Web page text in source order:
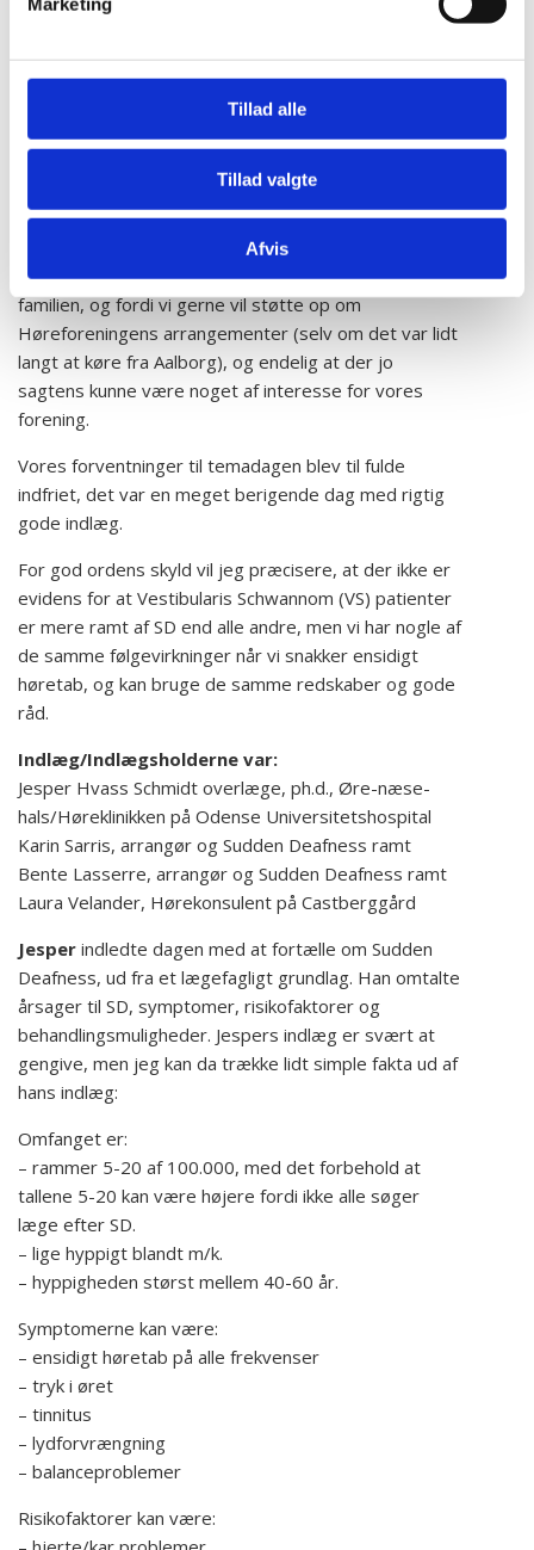
Tillad alle
Tillad valgte
Afvis
Min kone og jeg deltog i Høreforeningens temadag
Universitetshospital (OUH) d 31. jan 2026.
Temadagen var et element i Høreforeningens projekt
Vi var næsten 100 tilmeldte, fra stort set alle dele af
influenza at vi var lidt mindre i fremmødt antal.
Vores deltagelse skyldes bl.a. at vi har oplevet det i
familien, og fordi vi gerne vil støtte op om
Høreforeningens arrangementer (selv om det var lidt
langt at køre fra Aalborg), og endelig at der jo
sagtens kunne være noget af interesse for vores
forening.
Vores forventninger til temadagen blev til fulde
indfriet, det var en meget berigende dag med rigtig
gode indlæg.
For god ordens skyld vil jeg præcisere, at der ikke er
evidens for at Vestibularis Schwannom (VS) patienter
er mere ramt af SD end alle andre, men vi har nogle af
de samme følgevirkninger når vi snakker ensidigt
høretab, og kan bruge de samme redskaber og gode
råd.
Indlæg/Indlægsholderne var:
Jesper Hvass Schmidt overlæge, ph.d., Øre-næse-
hals/Høreklinikken på Odense Universitetshospital
Karin Sarris, arrangør og Sudden Deafness ramt
Bente Lasserre, arrangør og Sudden Deafness ramt
Laura Velander, Hørekonsulent på Castberggård
Jesper indledte dagen med at fortælle om Sudden
Deafness, ud fra et lægefagligt grundlag. Han omtalte
årsager til SD, symptomer, risikofaktorer og
behandlingsmuligheder. Jespers indlæg er svært at
gengive, men jeg kan da trække lidt simple fakta ud af
hans indlæg:
Omfanget er:
– rammer 5-20 af 100.000, med det forbehold at
tallene 5-20 kan være højere fordi ikke alle søger
læge efter SD.
– lige hyppigt blandt m/k.
– hyppigheden størst mellem 40-60 år.
Symptomerne kan være:
– ensidigt høretab på alle frekvenser
– tryk i øret
– tinnitus
– lydforvrængning
– balanceproblemer
Risikofaktorer kan være: